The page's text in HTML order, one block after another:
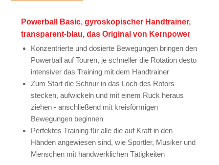
Powerball Basic, gyroskopischer Handtrainer,
transparent-blau, das Original von Kernpower
Konzentrierte und dosierte Bewegungen bringen den
Powerball auf Touren, je schneller die Rotation desto
intensiver das Training mit dem Handtrainer
Zum Start die Schnur in das Loch des Rotors
stecken, aufwickeln und mit einem Ruck heraus
ziehen - anschließend mit kreisförmigen
Bewegungen beginnen
Perfektes Training für alle die auf Kraft in den
Händen angewiesen sind, wie Sportler, Musiker und
Menschen mit handwerklichen Tätigkeiten